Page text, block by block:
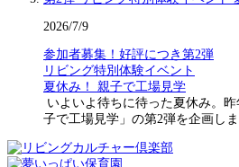
2026/7/9
参加者募集！好評につき第2弾
リビング特別体験イベント
夏休み！ 親子で工場見学
いよいよ待ちに待った夏休み。
子で工場見学」の第2弾を企画し